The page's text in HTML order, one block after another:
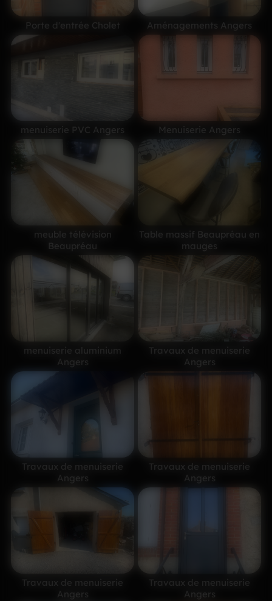
Porte d'entrée Cholet Aménagements Angers
menuiserie PVC Angers Menuiserie Angers
meuble télévision
Beaupréau
Table massif Beaupréau en
mauges
menuiserie aluminium
Angers
Travaux de menuiserie
Angers
Travaux de menuiserie
Angers
Travaux de menuiserie
Angers
Travaux de menuiserie
Angers
Travaux de menuiserie
Angers